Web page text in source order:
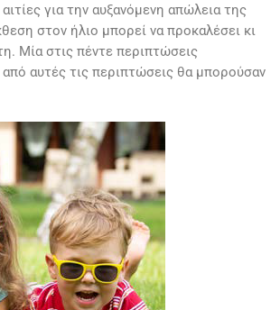
για την αυξανόμενη απώλεια της
στον ήλιο μπορεί να προκαλέσει κι
Μία στις πέντε περιπτώσεις
αυτές τις περιπτώσεις θα μπορούσαν